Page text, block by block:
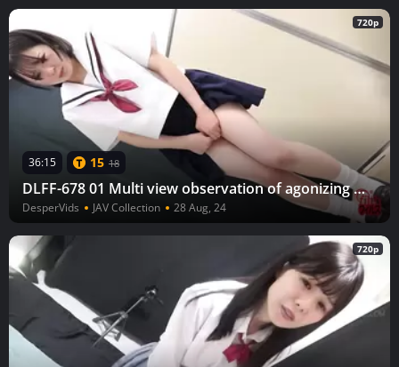
720p
36:15 15 18
DLFF-678 01 Multi view observation of agonizing schoolgirls wetting their panties.
DesperVids JAV Collection 28 Aug, 24
720p